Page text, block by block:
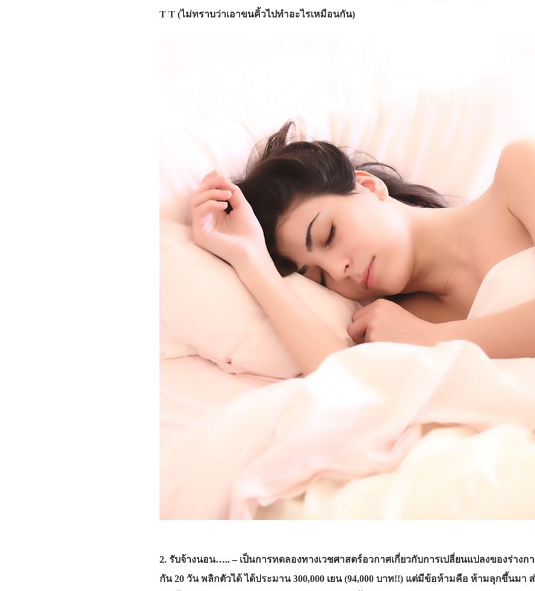
T T (ไม่ทราบว่าเอาขนคิ้วไปทำอะไรเหมือนกัน)
2. รับจ้างนอน….. – เป็นการทดลองทางเวชศาสตร์อวกาศเกี่ยวกับการเปลี่ยนแปลงของร่างก
กัน 20 วัน พลิกตัวได้ ได้ประมาน 300,000 เยน (94,000 บาท!!) แต่มีข้อห้ามคือ ห้ามลุกขึ้นม